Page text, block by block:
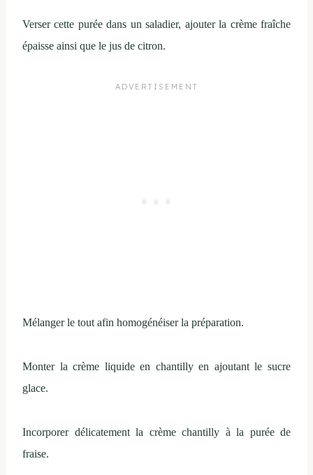
Verser cette purée dans un saladier, ajouter la crème fraîche
épaisse ainsi que le jus de citron.
Mélanger le tout afin homogénéiser la préparation.
Monter la crème liquide en chantilly en ajoutant le sucre
glace.
Incorporer délicatement la crème chantilly à la purée de
fraise.